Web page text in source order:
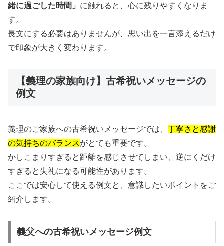
緒に過ごした時間」 に触れると、心に残りやすくなりま
す。
長文にする必要はありませんが、思い出を一言添えるだけ
で印象が大きく変わります。
【義理の家族向け】古希祝いメッセージの
例文
義理のご家族への古希祝いメッセージでは、 丁寧さと感謝
の気持ちのバランスがとても重要です。
かしこまりすぎると距離を感じさせてしまい、逆にくだけ
すぎると失礼になる可能性があります。
ここでは安心して使える例文と、意識したいポイントをご
紹介します。
義父への古希祝いメッセージ例文